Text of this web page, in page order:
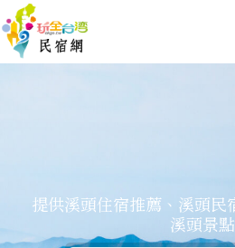
提供溪頭住宿推薦、溪頭民
溪頭景點